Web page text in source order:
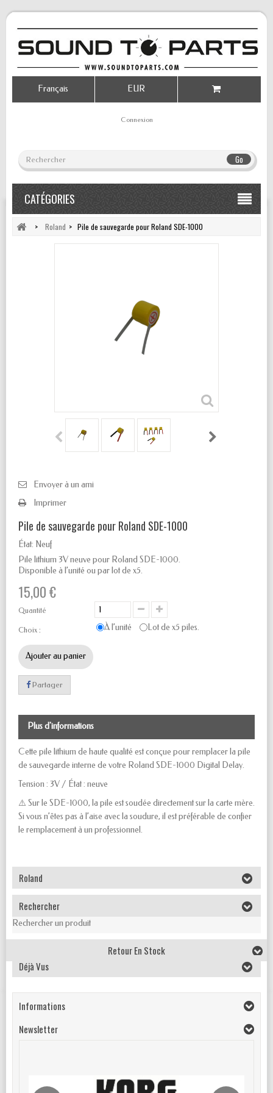
Go
Connexion
EUR
Français
CATÉGORIES
> Roland > Pile de sauvegarde pour Roland SDE-1000
Envoyer à un ami
Imprimer
Pile de sauvegarde pour Roland SDE-1000
État: Neuf
Pile lithium 3V neuve pour Roland SDE-1000.
Disponible à l’unité ou par lot de x5.
15,00 €
Quantité
Choix : À l’unité Lot de x5 piles.
Ajouter au panier
Partager
Plus d'informations
Cette pile lithium de haute qualité est conçue pour remplacer la pile
de sauvegarde interne de votre Roland SDE-1000 Digital Delay.
Tension : 3V / État : neuve
⚠️ Sur le SDE-1000, la pile est soudée directement sur la carte mère.
Si vous n’êtes pas à l’aise avec la soudure, il est préférable de confier
le remplacement à un professionnel.
Roland
Rechercher
Rechercher un produit
Retour En Stock
Déjà Vus
Informations
Newsletter